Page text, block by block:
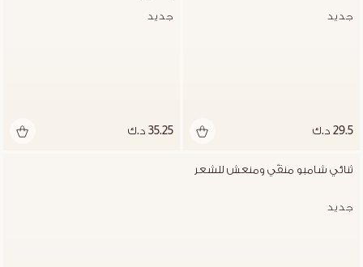
جديد
29.5 د.ك
جديد
35.25 د.ك
غير متوفر
ثنائي شامبو منقّي ومنعش للشعر
جديد